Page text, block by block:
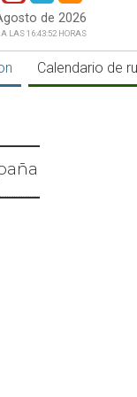
de 2026
LAS 16:43:52 HORAS
Calendario de